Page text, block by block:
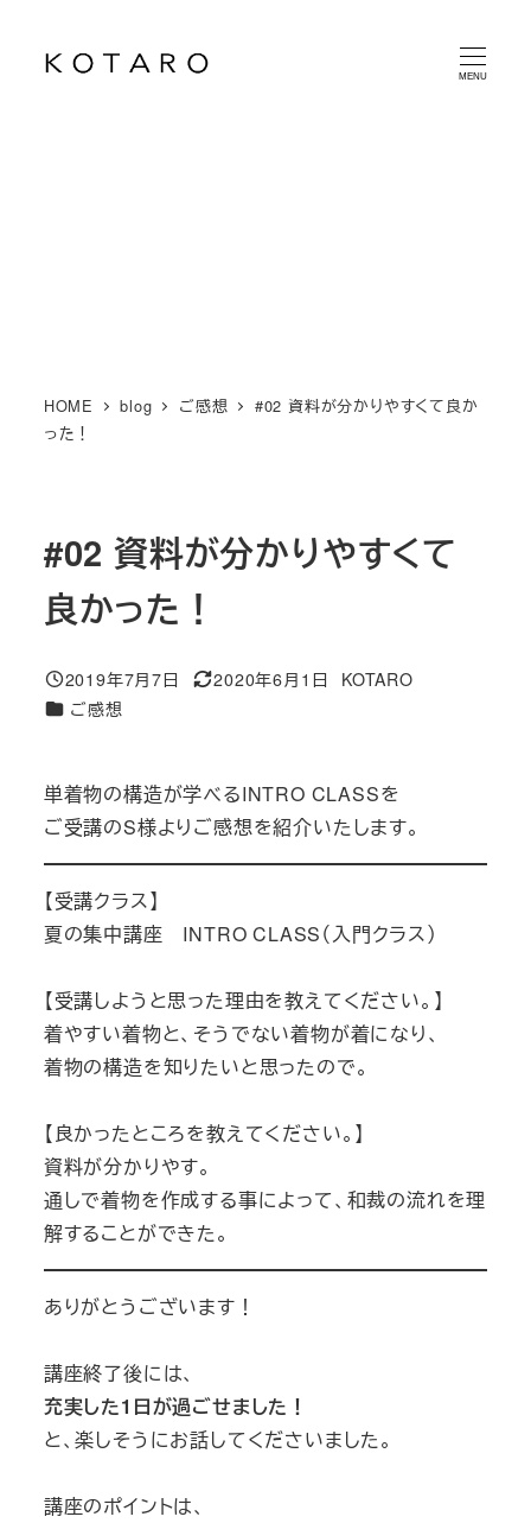
MENU
HOME blog ご感想
#02 資料が分かりやすくて良か
った！
#02 資料が分かりやすくて
良かった！
投稿日
2019年7月7日
更新日
2020年6月1日
著
KOTARO
カテゴリー
ご感想
単着物の構造が学べるINTRO CLASSを
ご受講のS様よりご感想を紹介いたします。
【受講クラス】
夏の集中講座 INTRO CLASS（入門クラス）
【受講しようと思った理由を教えてください。】
着やすい着物と、そうでない着物が着になり、
着物の構造を知りたいと思ったので。
【良かったところを教えてください。】
資料が分かりやす。
通しで着物を作成する事によって、和裁の流れを理
解することができた。
ありがとうございます！
講座終了後には、
充実した1日が過ごせました！
と、楽しそうにお話してくださいました。
講座のポイントは、